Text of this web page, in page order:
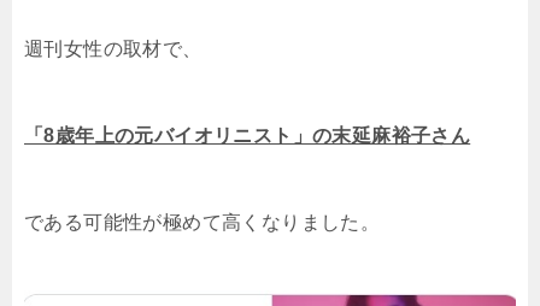
週刊女性の取材で、
「8歳年上の元バイオリニスト」の末延麻裕子さん
である可能性が極めて高くなりました。